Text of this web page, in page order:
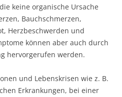
keine organische Ursache
Bauchschmerzen,
Herzbeschwerden und
können aber auch durch
hervorgerufen werden.
und Lebenskrisen wie z. B.
Erkrankungen, bei einer